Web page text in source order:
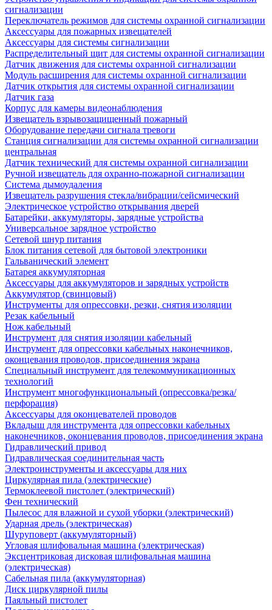
сигнализации
Переключатель режимов для системы охранной сигнализации
Аксессуары для пожарных извещателей
Аксессуары для системы сигнализации
Распределительный щит для системы охранной сигнализации
Датчик движения для системы охранной сигнализации
Модуль расширения для системы охранной сигнализации
Датчик открытия для системы охранной сигнализации
Датчик газа
Корпус для камеры видеонаблюдения
Извещатель взрывозащищенный пожарный
Оборудование передачи сигнала тревоги
Станция сигнализации для системы охранной сигнализации
центральная
Датчик технический для системы охранной сигнализации
Ручной извещатель для охранно-пожарной сигнализации
Система дымоудаления
Извещатель разрушения стекла/вибрации/сейсмический
Электрическое устройство открывания дверей
Батарейки, аккумуляторы, зарядные устройства
Универсальное зарядное устройство
Сетевой шнур питания
Блок питания сетевой для бытовой электроники
Гальванический элемент
Батарея аккумуляторная
Аксессуары для аккумуляторов и зарядных устройств
Аккумулятор (свинцовый)
Инструменты для опрессовки, резки, снятия изоляции
Резак кабельный
Нож кабельный
Инструмент для снятия изоляции кабельный
Инструмент для опрессовки кабельных наконечников,
оконцевания проводов, присоединения экрана
Специальный инструмент для телекоммуникационных
технологий
Инструмент многофункциональный (опрессовка/резка/
перфорация)
Аксессуары для оконцевателей проводов
Вкладыш для инструмента для опрессовки кабельных
наконечников, оконцевания проводов, присоединения экрана
Гидравлический привод
Гидравлическая соединительная часть
Электроинструменты и аксессуары для них
Циркулярная пила (электрические)
Термоклеевой пистолет (электрический)
Фен технический
Пылесос для влажной и сухой уборки (электрический)
Ударная дрель (электрическая)
Шуруповерт (аккумуляторный)
Угловая шлифовальная машина (электрическая)
Эксцентриковая дисковая шлифовальная машина
(электрическая)
Сабельная пила (аккумуляторная)
Диск циркулярной пилы
Паяльный пистолет